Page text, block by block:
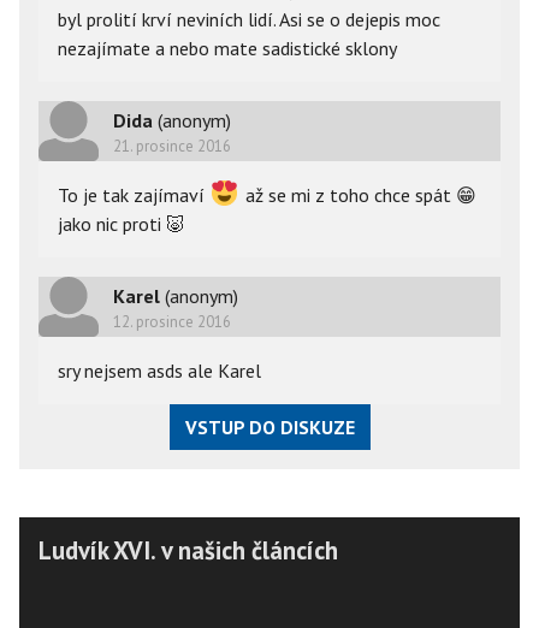
byl prolití krví neviních lidí. Asi se o dejepis moc
nezajímate a nebo mate sadistické sklony
Dida (anonym)
21. prosince 2016
To je tak zajímaví až se mi z toho chce spát 😁
jako nic proti 🐷
Karel (anonym)
12. prosince 2016
sry nejsem asds ale Karel
VSTUP DO DISKUZE
Ludvík XVI. v našich článcích